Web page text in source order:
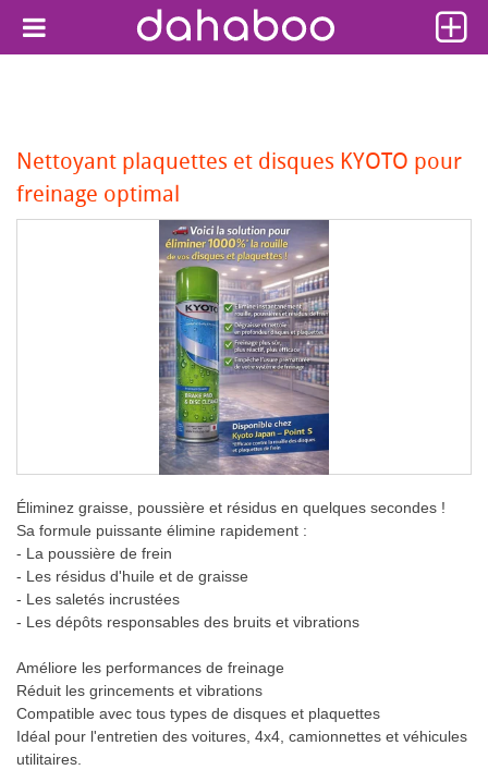
Nettoyant plaquettes et disques KYOTO pour
freinage optimal
Éliminez graisse, poussière et résidus en quelques secondes !
Sa formule puissante élimine rapidement :
- La poussière de frein
- Les résidus d'huile et de graisse
- Les saletés incrustées
- Les dépôts responsables des bruits et vibrations
Améliore les performances de freinage
Réduit les grincements et vibrations
Compatible avec tous types de disques et plaquettes
Idéal pour l'entretien des voitures, 4x4, camionnettes et véhicules
utilitaires.